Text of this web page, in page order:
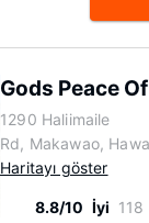
Gods Peace
1290 Haliimaile
Rd, Makawao,
Haritayı göster
8.8/10 İyi